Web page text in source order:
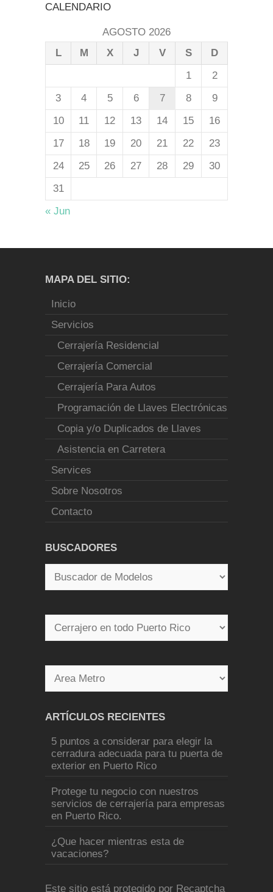
CALENDARIO
AGOSTO 2026
L
M X J V S
D
1
2
3
4 5 6 7 8
9
10
11 12 13 14 15
16
17
18 19 20 21 22
23
24
25 26 27 28 29
30
31
« Jun
MAPA DEL SITIO:
Inicio
Servicios
Cerrajería Residencial
Cerrajería Comercial
Cerrajería Para Autos
Programación de Llaves Electrónicas
Copia y/o Duplicados de Llaves
Asistencia en Carretera
Services
Sobre Nosotros
Contacto
BUSCADORES
ARTÍCULOS RECIENTES
5 puntos a considerar para elegir la
cerradura adecuada para tu puerta de
exterior en Puerto Rico
Protege tu negocio con nuestros
servicios de cerrajería para empresas
en Puerto Rico.
¿Que hacer mientras esta de
vacaciones?
Este sitio está protegido por Recaptcha